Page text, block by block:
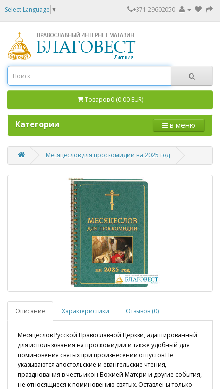
Select Language ▼ +371 29602050
Товаров 0 (0.00 EUR)
Категории в меню
Месяцеслов для проскомидии на 2025 год
Описание Характеристики Отзывов (0)
Месяцеслов Русской Православной Церкви, адаптированный
для использования на проскомидии и также удобный для
поминовения святых при произнесении отпустов.Не
указываются апостольские и евангельские чтения,
празднования в честь икон Божией Матери и другие события,
не относящиеся к поминовению святых. Оставлены только